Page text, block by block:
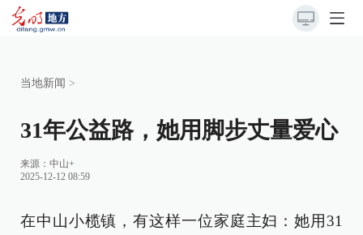
当地新闻 >
31年公益路，她用脚步丈量爱心
来源： 中山+
2025-12-12 08:59
在中山小榄镇，有这样一位家庭主妇：她用31